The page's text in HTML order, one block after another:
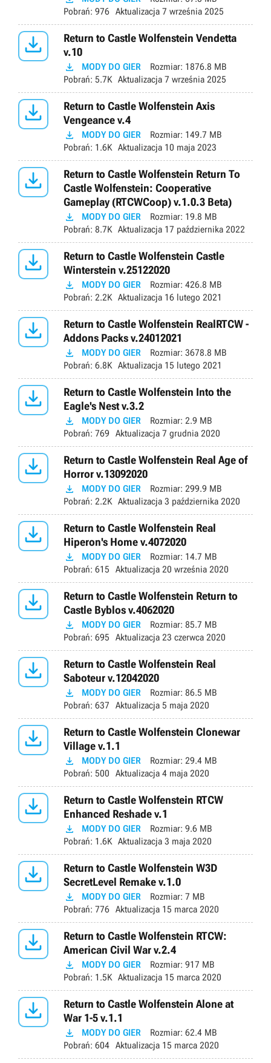
Pobrań: 976 Aktualizacja 7 września 2025

Return to Castle Wolfenstein Vendetta
v.10
 MODY DO GIER Rozmiar: 1876.8 MB
Pobrań: 5.7K Aktualizacja 7 września 2025

Return to Castle Wolfenstein Axis
Vengeance v.4
 MODY DO GIER Rozmiar: 149.7 MB
Pobrań: 1.6K Aktualizacja 10 maja 2023

Return to Castle Wolfenstein Return To
Castle Wolfenstein: Cooperative
Gameplay (RTCWCoop) v.1.0.3 Beta)
 MODY DO GIER Rozmiar: 19.8 MB
Pobrań: 8.7K Aktualizacja 17 października 2022

Return to Castle Wolfenstein Castle
Winterstein v.25122020
 MODY DO GIER Rozmiar: 426.8 MB
Pobrań: 2.2K Aktualizacja 16 lutego 2021

Return to Castle Wolfenstein RealRTCW -
Addons Packs v.24012021
 MODY DO GIER Rozmiar: 3678.8 MB
Pobrań: 6.8K Aktualizacja 15 lutego 2021

Return to Castle Wolfenstein Into the
Eagle's Nest v.3.2
 MODY DO GIER Rozmiar: 2.9 MB
Pobrań: 769 Aktualizacja 7 grudnia 2020

Return to Castle Wolfenstein Real Age of
Horror v.13092020
 MODY DO GIER Rozmiar: 299.9 MB
Pobrań: 2.2K Aktualizacja 3 października 2020

Return to Castle Wolfenstein Real
Hiperon's Home v.4072020
 MODY DO GIER Rozmiar: 14.7 MB
Pobrań: 615 Aktualizacja 20 września 2020

Return to Castle Wolfenstein Return to
Castle Byblos v.4062020
 MODY DO GIER Rozmiar: 85.7 MB
Pobrań: 695 Aktualizacja 23 czerwca 2020

Return to Castle Wolfenstein Real
Saboteur v.12042020
 MODY DO GIER Rozmiar: 86.5 MB
Pobrań: 637 Aktualizacja 5 maja 2020

Return to Castle Wolfenstein Clonewar
Village v.1.1
 MODY DO GIER Rozmiar: 29.4 MB
Pobrań: 500 Aktualizacja 4 maja 2020

Return to Castle Wolfenstein RTCW
Enhanced Reshade v.1
 MODY DO GIER Rozmiar: 9.6 MB
Pobrań: 1.6K Aktualizacja 3 maja 2020

Return to Castle Wolfenstein W3D
SecretLevel Remake v.1.0
 MODY DO GIER Rozmiar: 7 MB
Pobrań: 776 Aktualizacja 15 marca 2020

Return to Castle Wolfenstein RTCW:
American Civil War v.2.4
 MODY DO GIER Rozmiar: 917 MB
Pobrań: 1.5K Aktualizacja 15 marca 2020

Return to Castle Wolfenstein Alone at
War 1-5 v.1.1
 MODY DO GIER Rozmiar: 62.4 MB
Pobrań: 604 Aktualizacja 15 marca 2020